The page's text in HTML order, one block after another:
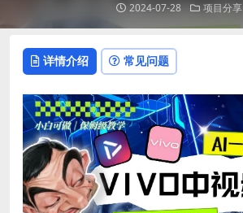
2024-07-28 项目分享
详情介绍 常见问题